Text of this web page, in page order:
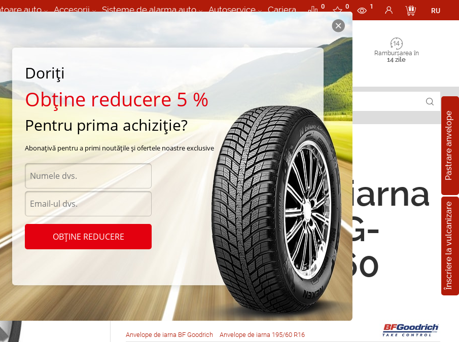
auto Accesorii Sisteme de alarma auto Autoservice Cariera 0 0 1
RU
Mobila 24/7 non
Rambursarea în
14 zile
Pastrare anvelope
Înscriere la vulcanizare
de iarna BF Goodrich G-Force 2 BF Goodrich G-Force 2 195/60 R16 89H
Anvelope de iarna
BF Goodrich G-
Force 2 195/60
R16 89H
Anvelope de iarna BF Goodrich Anvelope de iarna 195/60 R16
Doriți
Obține reducere 5 %
Pentru prima achiziție?
Abonațivă pentru a primi noutățile și ofertele noastre exclusive
OBȚINE REDUCERE